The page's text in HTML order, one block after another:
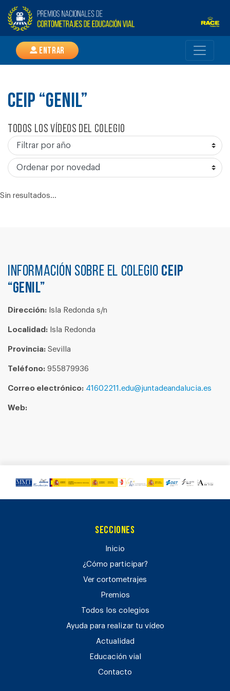
Entrar
CEIP “GENIL”
Todos los vídeos del colegio
Sin resultados...
Información sobre el colegio CEIP
“GENIL”
Dirección: Isla Redonda s/n
Localidad: Isla Redonda
Provincia: Sevilla
Teléfono: 955879936
Correo electrónico: 41602211.edu@juntadeandalucia.es
Web:
Secciones
Inicio
¿Cómo participar?
Ver cortometrajes
Premios
Todos los colegios
Ayuda para realizar tu vídeo
Actualidad
Educación vial
Contacto